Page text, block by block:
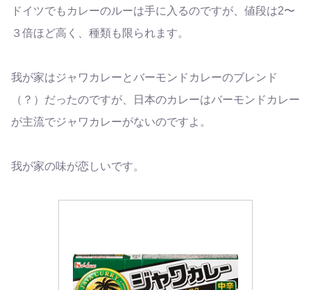
ドイツでもカレーのルーは手に入るのですが、値段は2〜
３倍ほど高く、種類も限られます。
我が家はジャワカレーとバーモンドカレーのブレンド
（？）だったのですが、日本のカレーはバーモンドカレー
が主流でジャワカレーがないのですよ。
我が家の味が恋しいです。